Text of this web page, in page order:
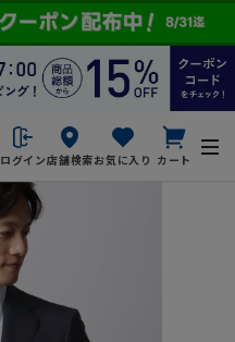
ログイン店舗検索お気に入り カート